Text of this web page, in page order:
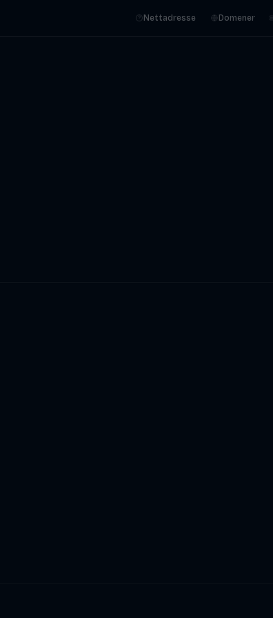
Nettadresse Domener